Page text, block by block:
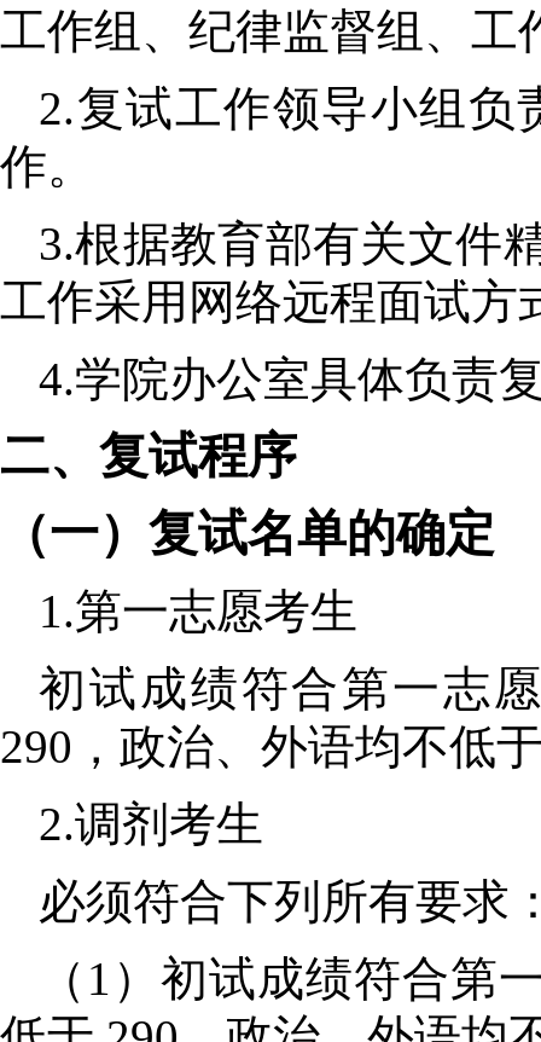
工作组、纪律监督组、工
2.复试工作领导小组负
作。
3.根据教育部有关文件
工作采用网络远程面试方
4.学院办公室具体负责
二、复试程序
（一）复试名单的确定
1.第一志愿考生
初试成绩符合第一志
290 ，政治、外语均不低
2.调剂考生
必须符合下列所有要求
（ 1 ） 初试成绩符合第